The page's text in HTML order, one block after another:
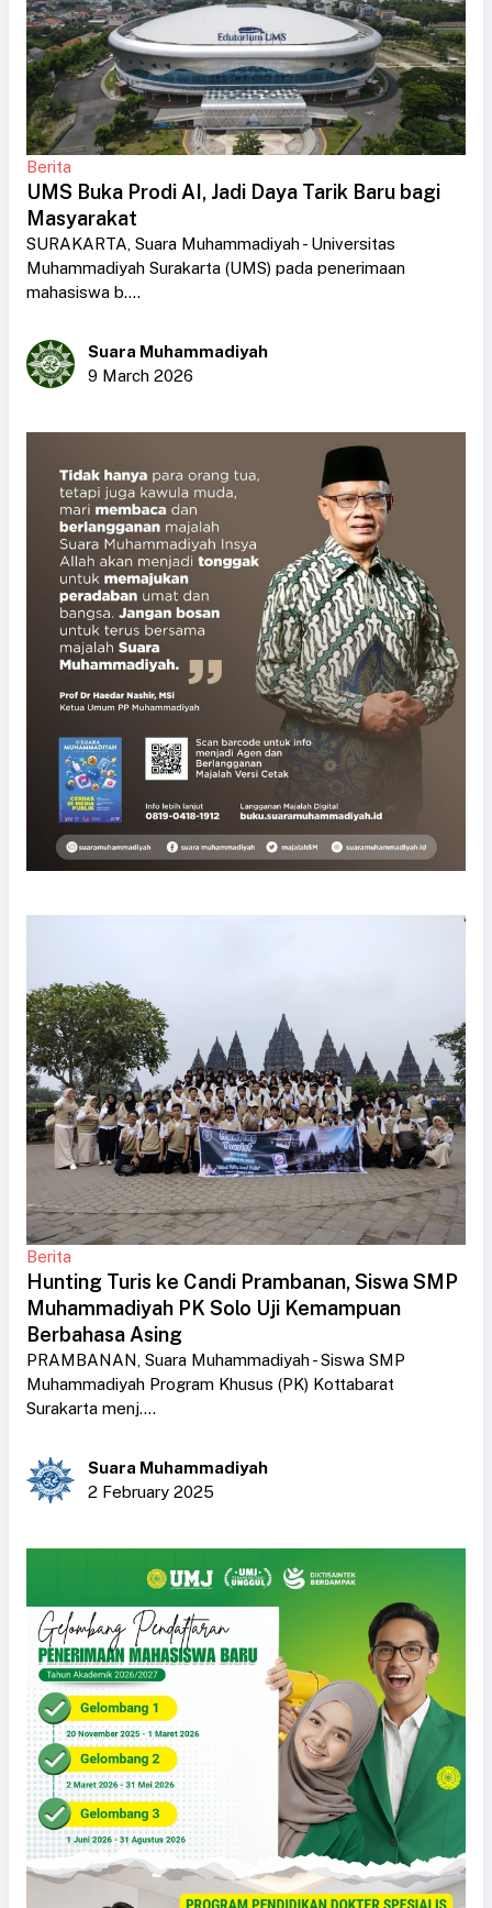
Berita
UMS Buka Prodi AI, Jadi Daya Tarik Baru bagi
Masyarakat
SURAKARTA, Suara Muhammadiyah - Universitas
Muhammadiyah Surakarta (UMS) pada penerimaan
mahasiswa b....
Suara Muhammadiyah
9 March 2026
Berita
Hunting Turis ke Candi Prambanan, Siswa SMP
Muhammadiyah PK Solo Uji Kemampuan
Berbahasa Asing
PRAMBANAN, Suara Muhammadiyah - Siswa SMP
Muhammadiyah Program Khusus (PK) Kottabarat
Surakarta menj....
Suara Muhammadiyah
2 February 2025